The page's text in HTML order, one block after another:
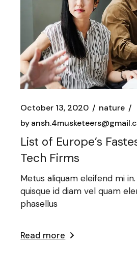
October 13, 2020
nature
by
List of Europe’s
Tech Firms
Metus aliquam eleifend mi
quisque id diam vel quam
phasellus
Read more